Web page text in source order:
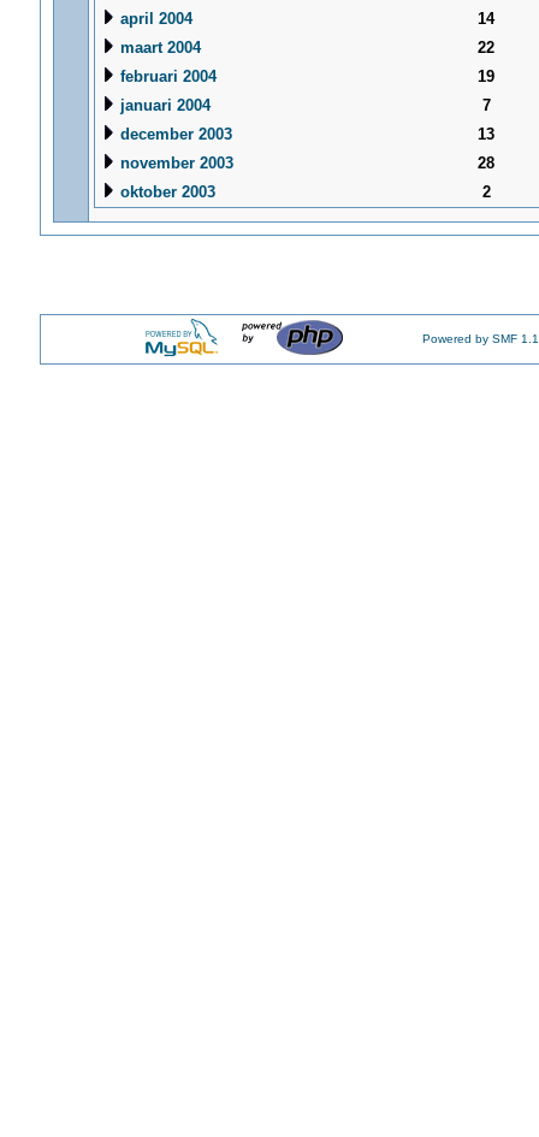
april 2004
14
maart 2004
22
februari 2004
19
januari 2004
7
december 2003
13
november 2003
28
oktober 2003
2
Powered by SMF